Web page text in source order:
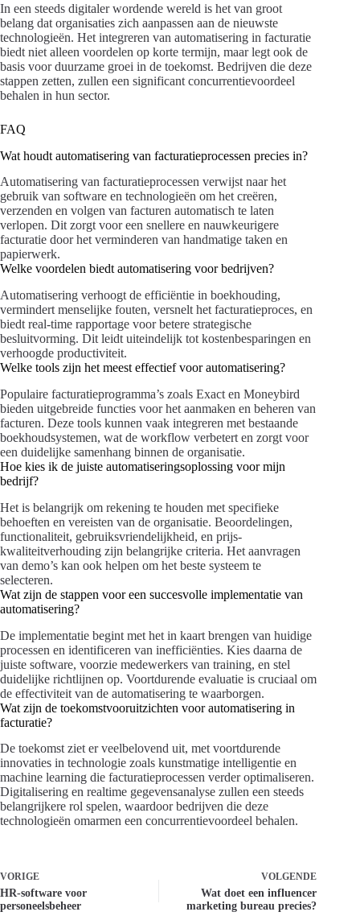
In een steeds digitaler wordende wereld is het van groot
belang dat organisaties zich aanpassen aan de nieuwste
technologieën. Het integreren van automatisering in facturatie
biedt niet alleen voordelen op korte termijn, maar legt ook de
basis voor duurzame groei in de toekomst. Bedrijven die deze
stappen zetten, zullen een significant concurrentievoordeel
behalen in hun sector.
FAQ
Wat houdt automatisering van facturatieprocessen precies in?
Automatisering van facturatieprocessen verwijst naar het
gebruik van software en technologieën om het creëren,
verzenden en volgen van facturen automatisch te laten
verlopen. Dit zorgt voor een snellere en nauwkeurigere
facturatie door het verminderen van handmatige taken en
papierwerk.
Welke voordelen biedt automatisering voor bedrijven?
Automatisering verhoogt de efficiëntie in boekhouding,
vermindert menselijke fouten, versnelt het facturatieproces, en
biedt real-time rapportage voor betere strategische
besluitvorming. Dit leidt uiteindelijk tot kostenbesparingen en
verhoogde productiviteit.
Welke tools zijn het meest effectief voor automatisering?
Populaire facturatieprogramma’s zoals Exact en Moneybird
bieden uitgebreide functies voor het aanmaken en beheren van
facturen. Deze tools kunnen vaak integreren met bestaande
boekhoudsystemen, wat de workflow verbetert en zorgt voor
een duidelijke samenhang binnen de organisatie.
Hoe kies ik de juiste automatiseringsoplossing voor mijn
bedrijf?
Het is belangrijk om rekening te houden met specifieke
behoeften en vereisten van de organisatie. Beoordelingen,
functionaliteit, gebruiksvriendelijkheid, en prijs-
kwaliteitverhouding zijn belangrijke criteria. Het aanvragen
van demo’s kan ook helpen om het beste systeem te
selecteren.
Wat zijn de stappen voor een succesvolle implementatie van
automatisering?
De implementatie begint met het in kaart brengen van huidige
processen en identificeren van inefficiënties. Kies daarna de
juiste software, voorzie medewerkers van training, en stel
duidelijke richtlijnen op. Voortdurende evaluatie is cruciaal om
de effectiviteit van de automatisering te waarborgen.
Wat zijn de toekomstvooruitzichten voor automatisering in
facturatie?
De toekomst ziet er veelbelovend uit, met voortdurende
innovaties in technologie zoals kunstmatige intelligentie en
machine learning die facturatieprocessen verder optimaliseren.
Digitalisering en realtime gegevensanalyse zullen een steeds
belangrijkere rol spelen, waardoor bedrijven die deze
technologieën omarmen een concurrentievoordeel behalen.
VORIGE
HR-software voor
personeelsbeheer
VOLGENDE
Wat doet een influencer
marketing bureau precies?